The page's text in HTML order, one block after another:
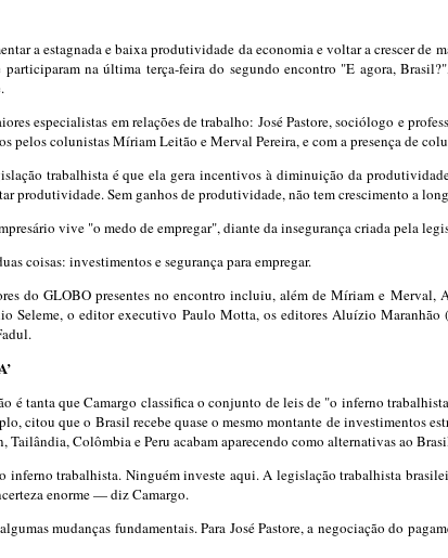
a estagnada e baixa produtividade da economia e voltar a crescer
participaram na última terça-feira do segundo encontro "E agora,
especialistas em relações de trabalho: José Pastore, sociólogo e
pelos colunistas Míriam Leitão e Merval Pereira, e com a presença de
trabalhista é que ela gera incentivos à diminuição da
produtividade. Sem ganhos de produtividade, não tem crescimento a
vive "o medo de empregar", diante da insegurança criada pela
coisas: investimentos e segurança para empregar.
do GLOBO presentes no encontro incluiu, além de Míriam e
Seleme, o editor executivo Paulo Motta, os editores Aluízio
é tanta que Camargo classifica o conjunto de leis de "o inferno
citou que o Brasil recebe quase o mesmo montante de investimentos
Tailândia, Colômbia e Peru acabam aparecendo como alternativas ao
trabalhista. Ninguém investe aqui. A legislação trabalhista
enorme — diz Camargo.
mudanças fundamentais. Para José Pastore, a negociação do